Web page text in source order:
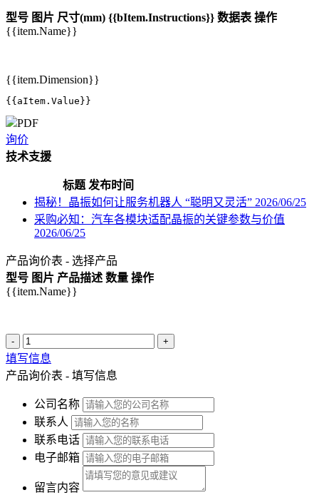
型号 图片 尺寸(mm) {{bItem.Instructions}} 数据表 操作
{{item.Name}}
{{item.Dimension}}
{{aItem.Value}}
PDF
询价
技术支援
标题 发布时间
揭秘！晶振如何让服务机器人 “聪明又灵活” 2026/06/25
采购必知：汽车各模块适配晶振的关键参数与价值
2026/06/25
产品询价表 - 选择产品
型号 图片 产品描述 数量 操作
{{item.Name}}
- +
填写信息
产品询价表 - 填写信息
公司名称
联系人
联系电话
电子邮箱
留言内容